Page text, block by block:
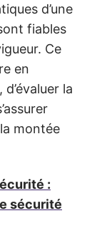
d’une
fiables
Ce
en
la
montée
:
sécurité